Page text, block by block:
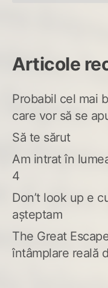
Articole
Probabil cel mai
care vor să se
Să te sărut
Am intrat în
4
Don’t look up e
așteptam
The Great
întâmplare reală